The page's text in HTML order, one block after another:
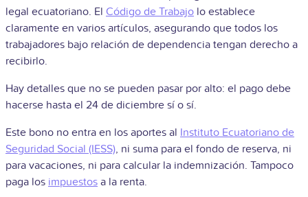
legal ecuatoriano. El Código de Trabajo lo establece
claramente en varios artículos, asegurando que todos los
trabajadores bajo relación de dependencia tengan derecho a
recibirlo.
Hay detalles que no se pueden pasar por alto: el pago debe
hacerse hasta el 24 de diciembre sí o sí.
Este bono no entra en los aportes al Instituto Ecuatoriano de
Seguridad Social (IESS), ni suma para el fondo de reserva, ni
para vacaciones, ni para calcular la indemnización. Tampoco
paga los impuestos a la renta.